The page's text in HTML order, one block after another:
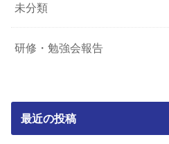
未分類
研修・勉強会報告
最近の投稿